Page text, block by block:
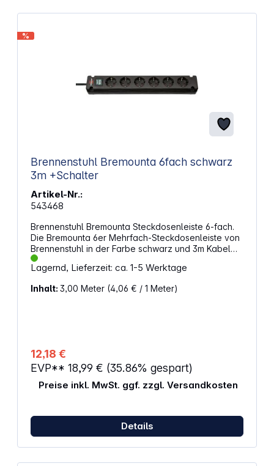
%
Brennenstuhl Bremounta 6fach schwarz
3m +Schalter
Artikel-Nr.:
543468
Brennenstuhl Bremounta Steckdosenleiste 6-fach.
Die Bremounta 6er Mehrfach-Steckdosenleiste von
Brennenstuhl in der Farbe schwarz und 3m Kabel
besticht durch ihre Qualität und Sicherheit in allen
Bereichen. Sie ist nicht nur kindersicher, sondern
Eigenschaften: Formschönes Design Steckdosen im
ein-/ausschaltbar Mehrfachstecker mit praktischen
Schraublöchern zur Wandmontage Stecksystem DE
Lagernd, Lieferzeit: ca. 1-5 Werktage
Inhalt: 3,00 Meter (4,06 € / 1 Meter)
12,18 €
EVP** 18,99 € (35.86% gespart)
Preise inkl. MwSt. ggf. zzgl. Versandkosten
Details